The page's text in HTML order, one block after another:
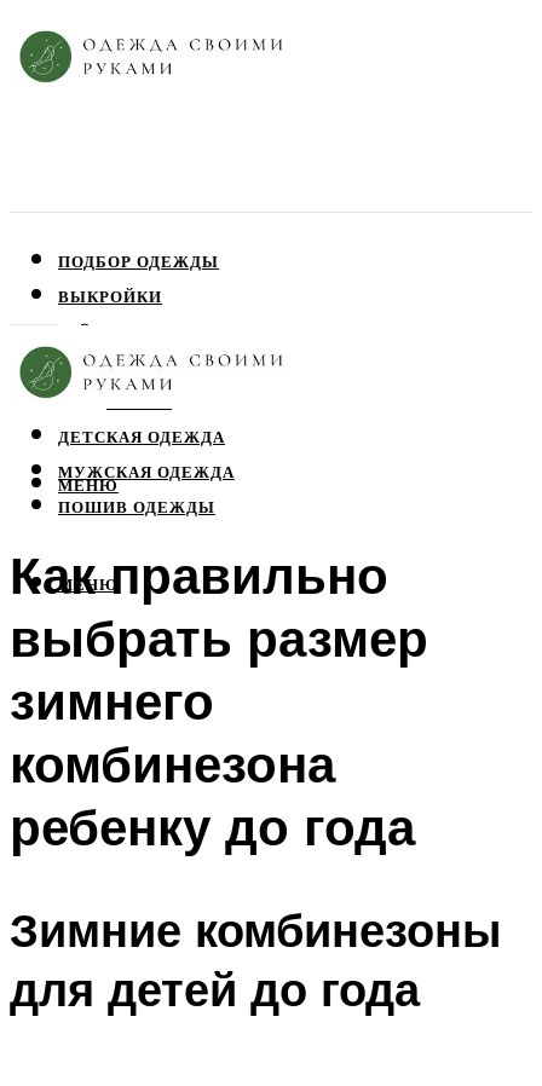
ПОДБОР ОДЕЖДЫ
ВЫКРОЙКИ
ЮБКИ
ДЕТСКАЯ ОДЕЖДА
МУЖСКАЯ ОДЕЖДА
ПОШИВ ОДЕЖДЫ
МЕНЮ
МЕНЮ
Как правильно
выбрать размер
зимнего
комбинезона
ребенку до года
Зимние комбинезоны
для детей до года